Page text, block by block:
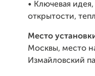
• Ключевая
открытости,
Место
Москвы, место
Измайловский